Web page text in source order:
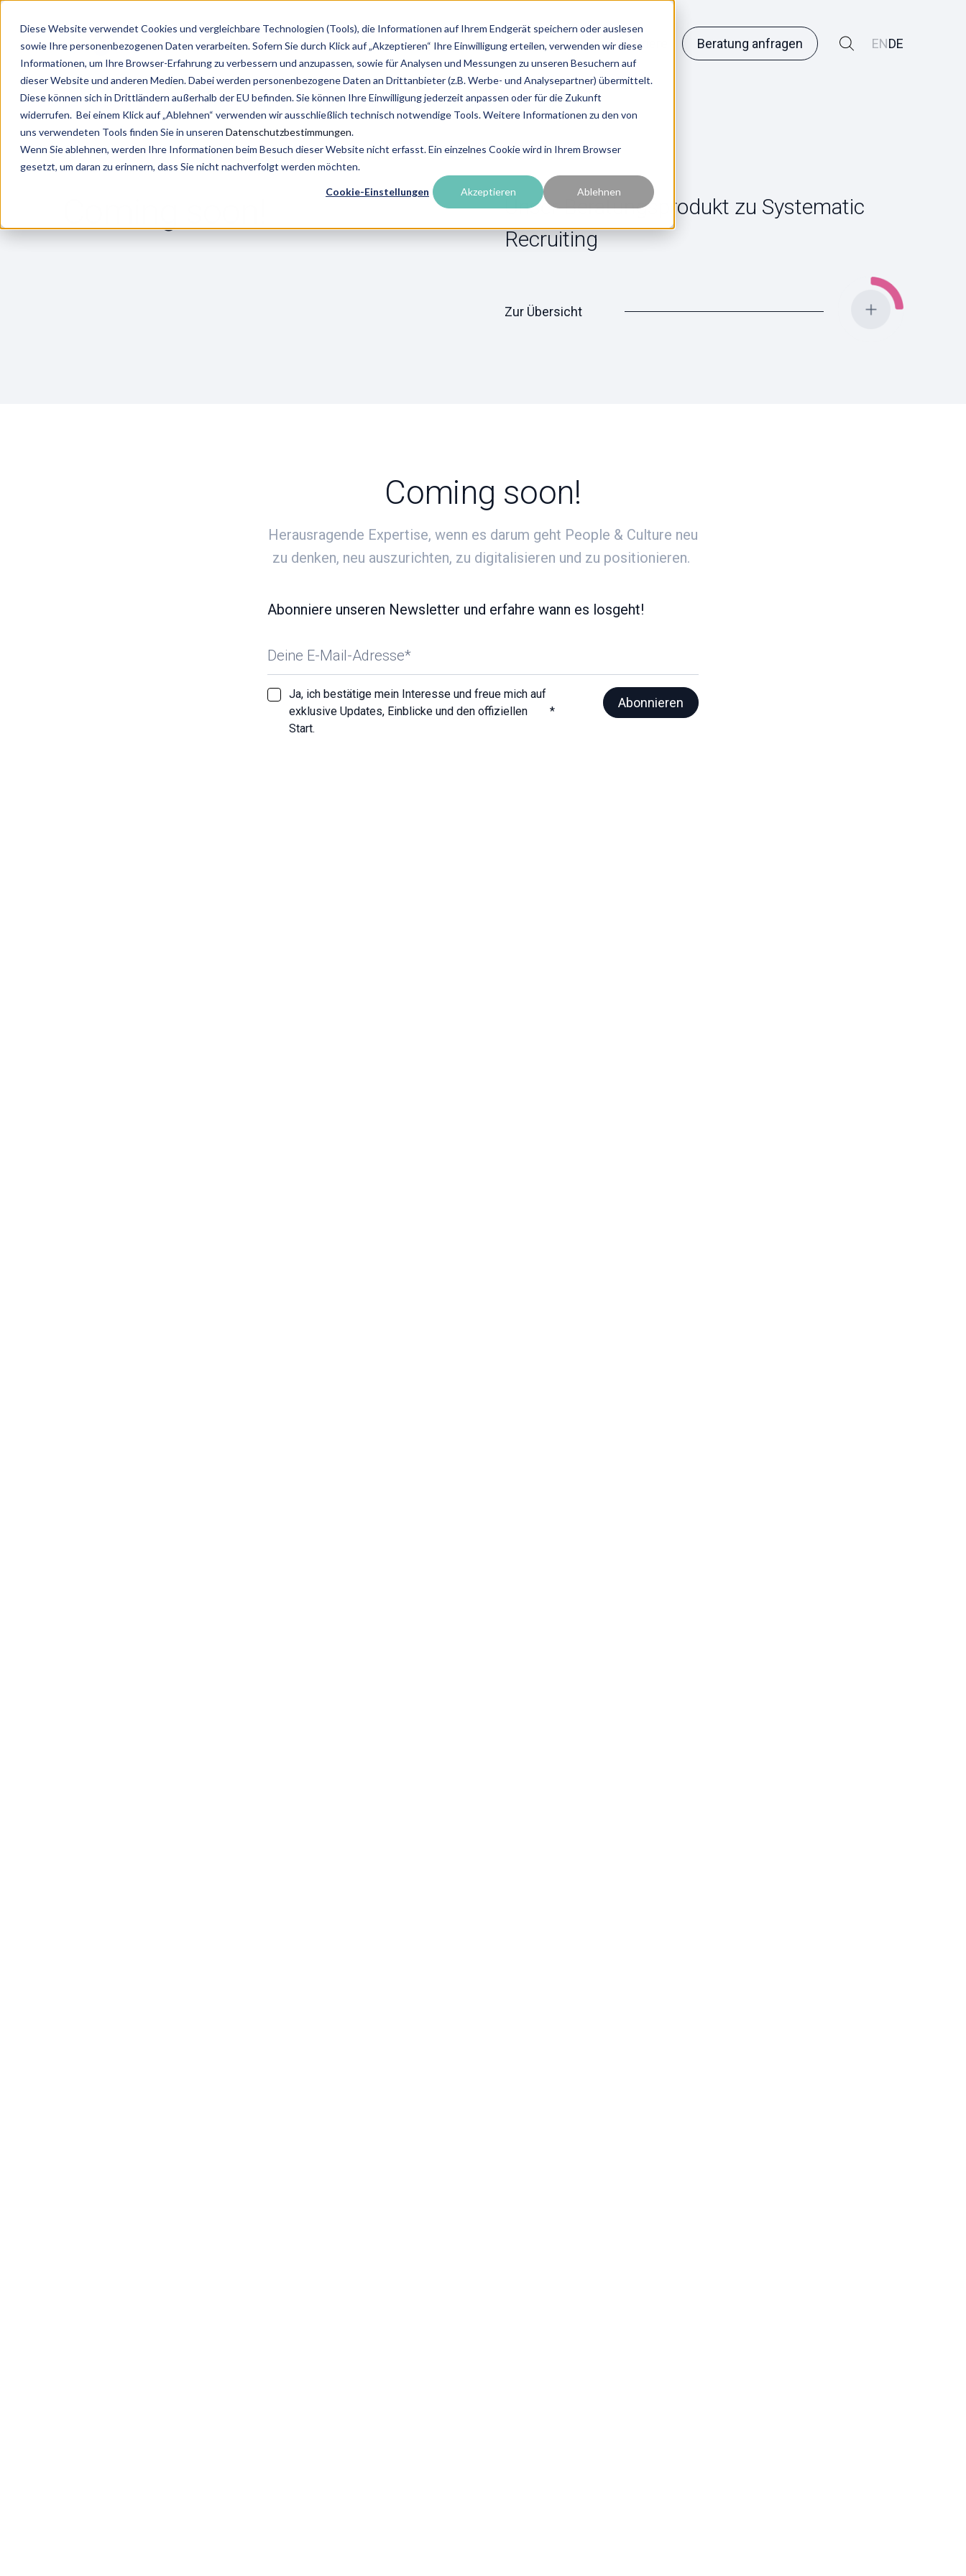
Diese Website verwendet Cookies und vergleichbare Technologien (Tools), die Informationen auf Ihrem Endgerät speichern oder auslesen
sowie Ihre personenbezogenen Daten verarbeiten. Sofern Sie durch Klick auf „Akzeptieren“ Ihre Einwilligung erteilen, verwenden wir diese
Informationen, um Ihre Browser-Erfahrung zu verbessern und anzupassen, sowie für Analysen und Messungen zu unseren Besuchern auf
dieser Website und anderen Medien. Dabei werden personenbezogene Daten an Drittanbieter (z.B. Werbe- und Analysepartner) übermittelt.
Diese können sich in Drittländern außerhalb der EU befinden. Sie können Ihre Einwilligung jederzeit anpassen oder für die Zukunft
widerrufen. Bei einem Klick auf „Ablehnen“ verwenden wir ausschließlich technisch notwendige Tools. Weitere Informationen zu den von
uns verwendeten Tools finden Sie in unseren Datenschutzbestimmungen.
Wenn Sie ablehnen, werden Ihre Informationen beim Besuch dieser Website nicht erfasst. Ein einzelnes Cookie wird in Ihrem Browser
gesetzt, um daran zu erinnern, dass Sie nicht nachverfolgt werden möchten.
Cookie-Einstellungen Akzeptieren Ablehnen
Leistungen Partnerlösungen Ressourcen Über uns & Karriere Beratung anfragen ENDE
Leistungen / Talent Acquisition & Entry / Systematic Recruiting
Unser Beratungsprodukt zu Systematic
Recruiting
Zur Übersicht
Coming soon!
Herausragende Expertise, wenn es darum geht People & Culture neu
zu denken, neu auszurichten, zu digitalisieren und zu positionieren.
Abonniere unseren Newsletter und erfahre wann es losgeht!
Ja, ich bestätige mein Interesse und freue mich auf
exklusive Updates, Einblicke und den offiziellen
Start.
*